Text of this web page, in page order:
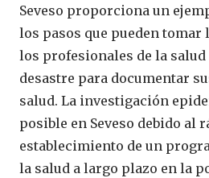
Seveso proporciona un
los pasos que pueden
los profesionales de la salud
desastre para documentar
salud. La investigación
posible en Seveso debido al
establecimiento de un
la salud a largo plazo en la